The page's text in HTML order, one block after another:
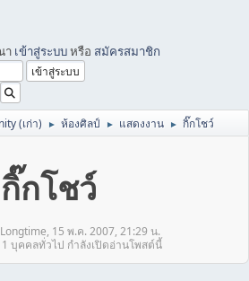
า เข้าสู่ระบบหรือ สมัครสมาชิก
(เก่า) ► ห้องศิลป์ ► แสดงงาน ► กิ๊กโชว์
กิ๊กโชว์
15 พ.ค. 2007, 21:29 น.
บุคคลทั่วไป กำลังเปิดอ่านโพสต์นี้